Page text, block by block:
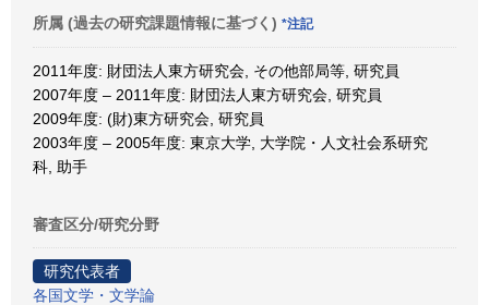
所属 (過去の研究課題情報に基づく) *注記
2011年度: 財団法人東方研究会, その他部局等, 研究員
2007年度 – 2011年度: 財団法人東方研究会, 研究員
2009年度: (財)東方研究会, 研究員
2003年度 – 2005年度: 東京大学, 大学院・人文社会系研究
科, 助手
審査区分/研究分野
研究代表者
各国文学・文学論